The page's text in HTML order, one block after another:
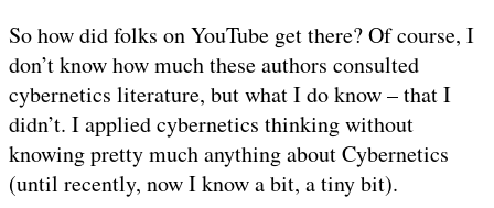
So how did folks on YouTube get there? Of course, I
don’t know how much these authors consulted
cybernetics literature, but what I do know – that I
didn’t. I applied cybernetics thinking without
knowing pretty much anything about Cybernetics
(until recently, now I know a bit, a tiny bit).